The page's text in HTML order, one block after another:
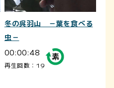
冬の呉羽山 －葉を食べる
虫－
00:00:48
再生回数：19